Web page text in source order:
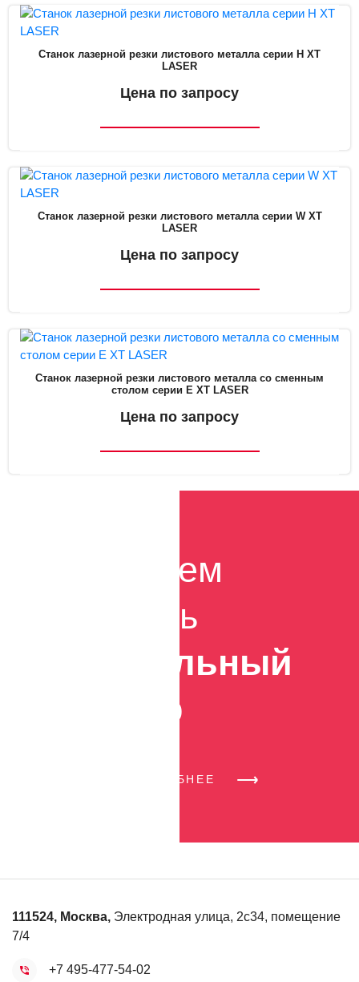
Станок лазерной резки листового металла серии H XT
LASER
Цена по запросу
Станок лазерной резки листового металла серии W XT
LASER
Цена по запросу
Станок лазерной резки листового металла со сменным
столом серии E XT LASER
Цена по запросу
Поможем
сделать
правильный
выбор
УЗНАТЬ ПОДРОБНЕЕ
111524, Москва, Электродная улица, 2с34, помещение
7/4
+7 495-477-54-02